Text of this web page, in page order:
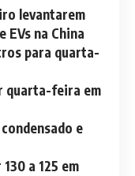
levantarem
EVs na China
para quarta-
quarta-feira em
e
a 125 em